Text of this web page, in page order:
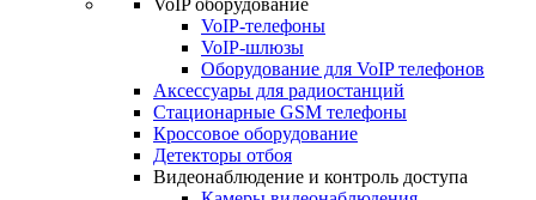
VoIP оборудование
VoIP-телефоны
VoIP-шлюзы
Оборудование для VoIP телефонов
Аксессуары для радиостанций
Стационарные GSM телефоны
Кроссовое оборудование
Детекторы отбоя
Видеонаблюдение и контроль доступа